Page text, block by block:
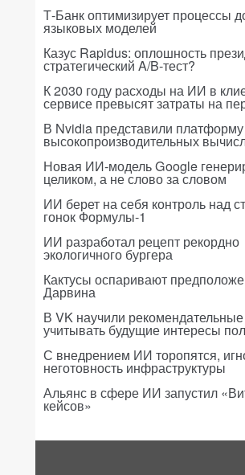
Т-Банк оптимизирует процессы
языковых моделей
Казус Rapidus: оплошность
стратегический A/B-тест?
К 2030 году расходы на ИИ в
сервисе превысят затраты на
В Nvidia представили
высокопроизводительных
Новая ИИ-модель Google
целиком, а не слово за словом
ИИ берет на себя контроль над
гонок Формулы-1
ИИ разработал рецепт рекордно
экологичного бургера
Кактусы оспаривают
Дарвина
В VK научили
учитывать будущие интересы
С внедрением ИИ торопятся,
неготовность инфраструктуры
Альянс в сфере ИИ запустил
кейсов»